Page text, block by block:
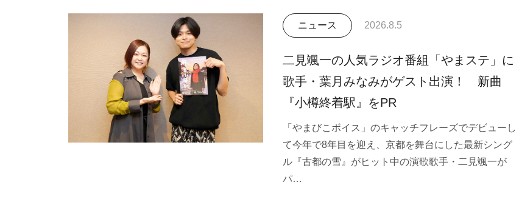
ニュース 2026.8.5
二見颯一の人気ラジオ番組「やまステ」に
歌手・葉月みなみがゲスト出演！ 新曲
『小樽終着駅』をPR
「やまびこボイス」のキャッチフレーズでデビューし
て今年で8年目を迎え、京都を舞台にした最新シング
ル『古都の雪』がヒット中の演歌歌手・二見颯一が
パ…